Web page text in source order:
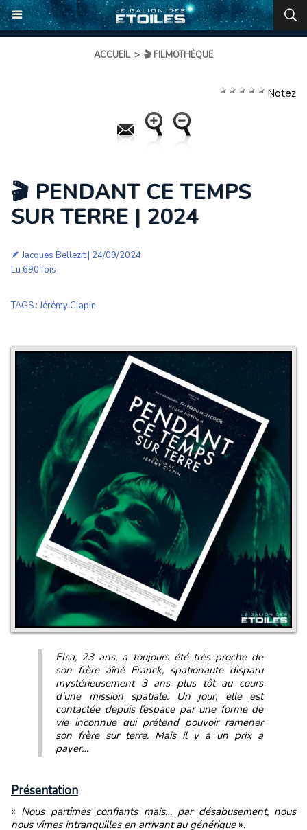
ACCUEIL > 🎬 FILMOTHÈQUE
Notez
🎬 PENDANT CE TEMPS
SUR TERRE | 2024
🪶Jacques Bellezit| 24/09/2024
Lu 690 fois
TAGS :Jérémy Clapin
Elsa, 23 ans, a toujours été très proche de
son frère aîné Franck, spationaute disparu
mystérieusement 3 ans plus tôt au cours
d’une mission spatiale. Un jour, elle est
contactée depuis l’espace par une forme de
vie inconnue qui prétend pouvoir ramener
son frère sur terre. Mais il y a un prix a
payer…
Présentation
« Nous partîmes confiants mais… par désabusement, nous
nous vîmes intranquilles en arrivant au générique».